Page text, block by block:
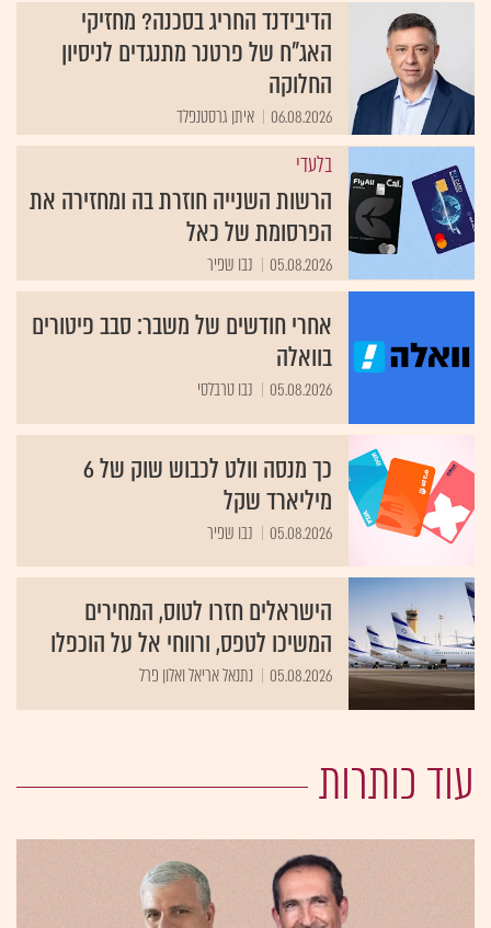
הדיבידנד החריג בסכנה? מחזיקי
האג"ח של פרטנר מתנגדים לניסיון
החלוקה
06.08.2026 איתן גרסטנפלד
בלעדי
הרשות השנייה חוזרת בה ומחזירה את
הפרסומת של כאל
05.08.2026 נבו שפיר
אחרי חודשים של משבר: סבב פיטורים
בוואלה
05.08.2026 נבו טרבלסי
כך מנסה וולט לכבוש שוק של 6
מיליארד שקל
05.08.2026 נבו שפיר
הישראלים חזרו לטוס, המחירים
המשיכו לטפס, ורווחי אל על הוכפלו
05.08.2026 נתנאל אריאל ואלון פרל
עוד כותרות